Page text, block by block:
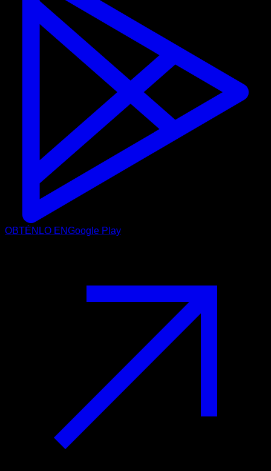
OBTÉNLO ENGoogle Play